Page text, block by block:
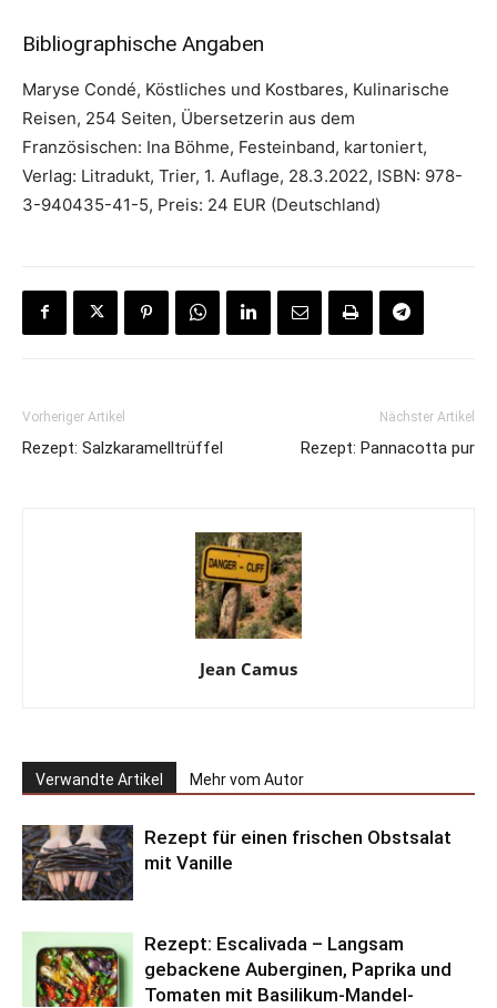
Bibliographische Angaben
Maryse Condé, Köstliches und Kostbares, Kulinarische
Reisen, 254 Seiten, Übersetzerin aus dem
Französischen: Ina Böhme, Festeinband, kartoniert,
Verlag: Litradukt, Trier, 1. Auflage, 28.3.2022, ISBN: 978-
3-940435-41-5, Preis: 24 EUR (Deutschland)
Vorheriger Artikel
Rezept: Salzkaramelltrüffel
Nächster Artikel
Rezept: Pannacotta pur
Jean Camus
Verwandte Artikel Mehr vom Autor
Rezept für einen frischen Obstsalat
mit Vanille
Rezept: Escalivada – Langsam
gebackene Auberginen, Paprika und
Tomaten mit Basilikum-Mandel-